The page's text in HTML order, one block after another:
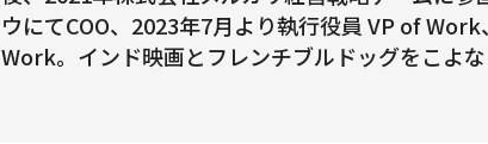
ウにてCOO、2023年7月より執行役員 VP of
Work。インド映画とフレンチブルドッグをこよな